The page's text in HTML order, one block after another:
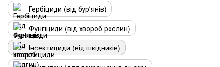
Гербіциди (від бурʼянів)
Фунгіциди (від хвороб рослин)
Інсектициди (від шкідників)